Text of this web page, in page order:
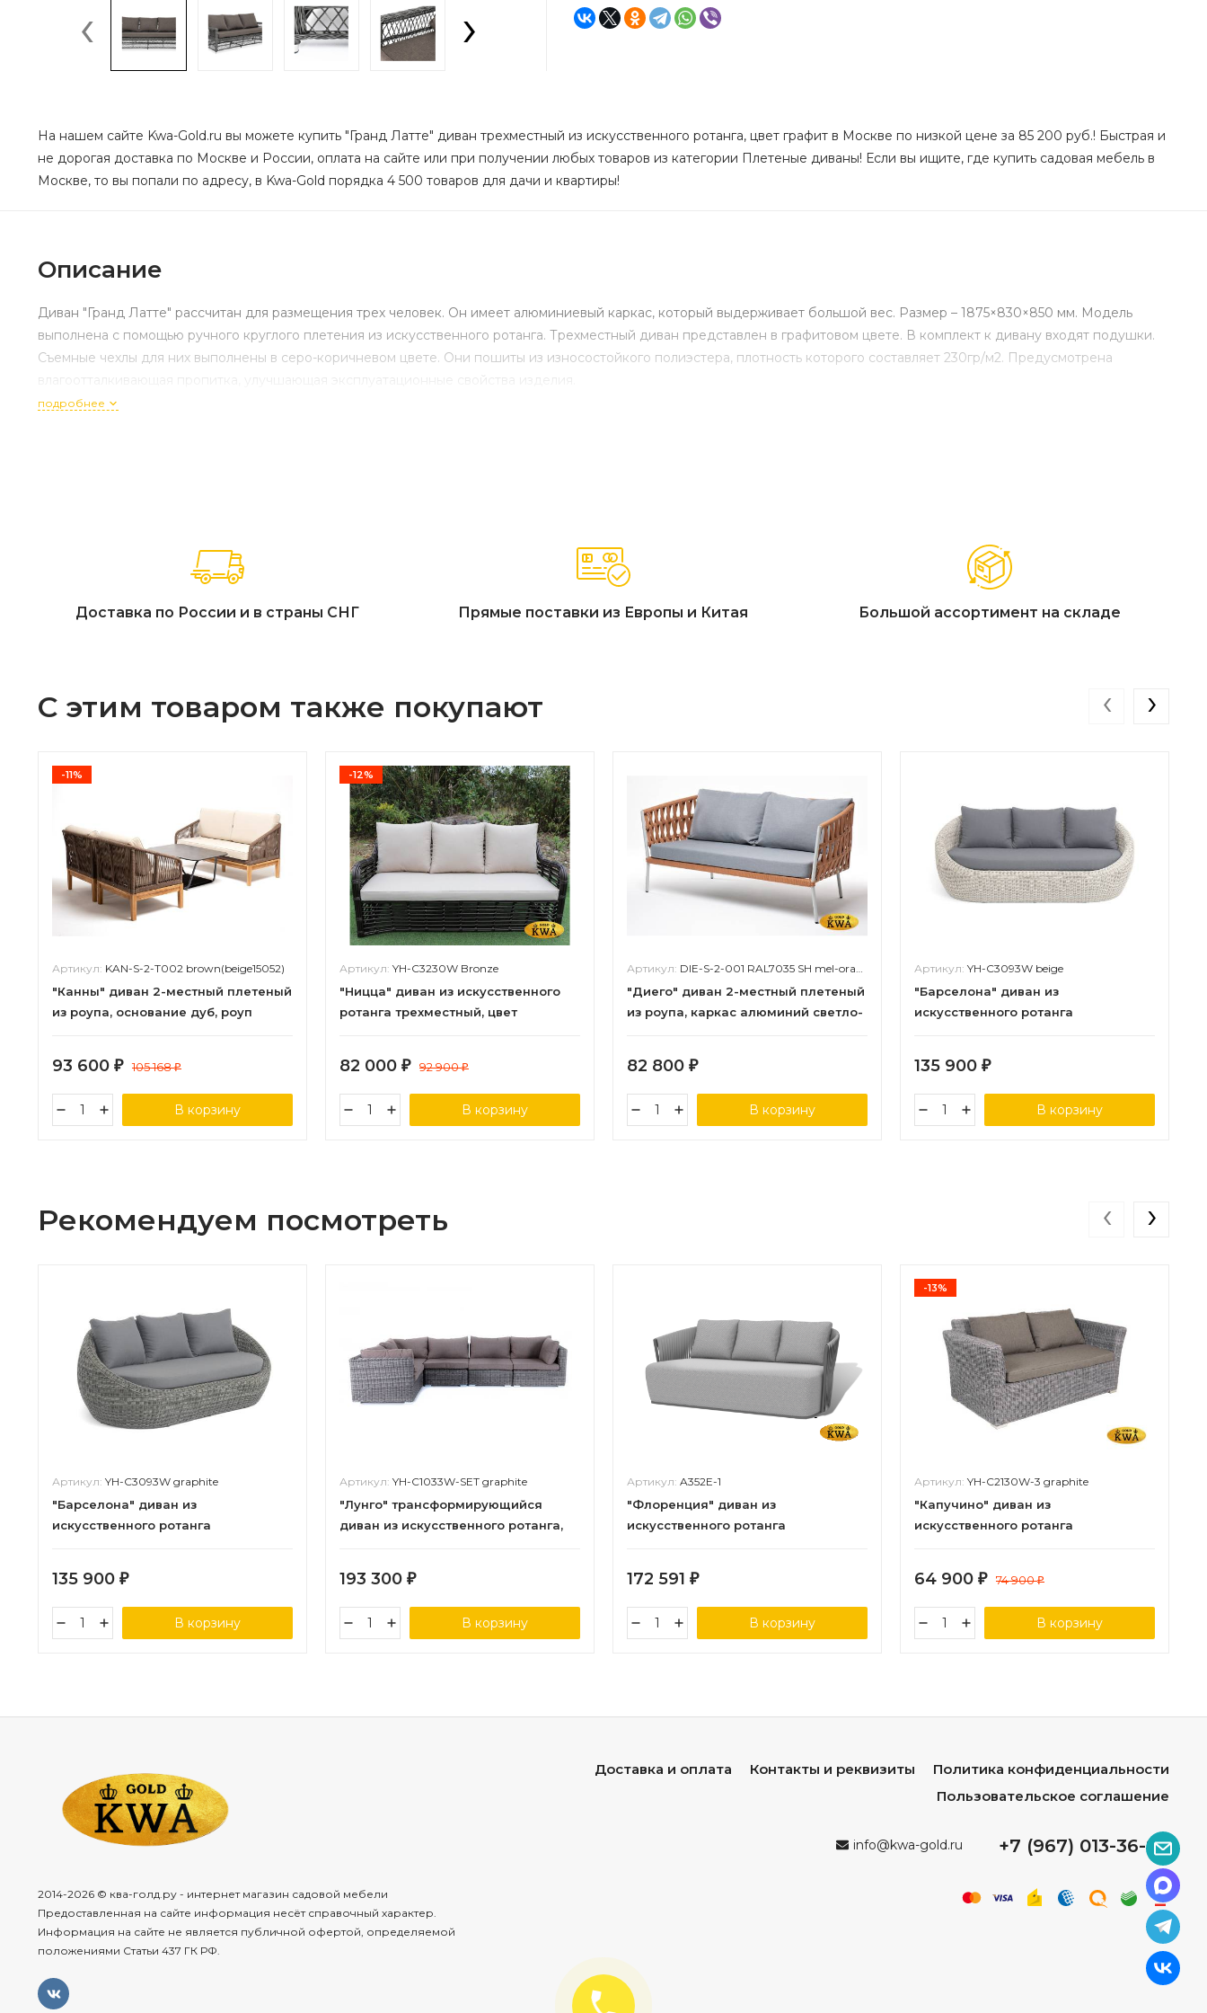
‹ ›
На нашем сайте Kwa-Gold.ru вы можете купить "Гранд Латте" диван трехместный из искусственного ротанга, цвет графит в Москве по низкой цене за 85 200 руб.! Быстрая и
не дорогая доставка по Москве и России, оплата на сайте или при получении любых товаров из категории Плетеные диваны! Если вы ищите, где купить садовая мебель в
Москве, то вы попали по адресу, в Kwa-Gold порядка 4 500 товаров для дачи и квартиры!
Описание
Диван "Гранд Латте" рассчитан для размещения трех человек. Он имеет алюминиевый каркас, который выдерживает большой вес. Размер – 1875×830×850 мм. Модель
выполнена с помощью ручного круглого плетения из искусственного ротанга. Трехместный диван представлен в графитовом цвете. В комплект к дивану входят подушки.
Съемные чехлы для них выполнены в серо-коричневом цвете. Они пошиты из износостойкого полиэстера, плотность которого составляет 230гр/м2. Предусмотрена
влагоотталкивающая пропитка, улучшающая эксплуатационные свойства изделия.
подробнее
Доставка по России и в страны СНГ Прямые поставки из Европы и Китая Большой ассортимент на складе
С этим товаром также покупают
-11%
Артикул: KAN-S-2-T002 brown(beige15052)
"Канны" диван 2-местный плетеный
из роупа, основание дуб, роуп
93 600 ₽ 105 168₽
В корзину
-12%
Артикул: YH-C3230W Bronze
"Ницца" диван из искусственного
ротанга трехместный, цвет
82 000 ₽ 92 900₽
В корзину
Артикул: DIE-S-2-001 RAL7035 SH mel-orange(H-gray)
"Диего" диван 2-местный плетеный
из роупа, каркас алюминий светло-
светло-серая
82 800 ₽
В корзину
Артикул: YH-C3093W beige
"Барселона" диван из
искусственного ротанга
135 900 ₽
В корзину
‹ ›
Рекомендуем посмотреть
Артикул: YH-C3093W graphite
"Барселона" диван из
искусственного ротанга
135 900 ₽
В корзину
Артикул: YH-C1033W-SET graphite
"Лунго" трансформирующийся
диван из искусственного ротанга,
193 300 ₽
В корзину
Артикул: A352E-1
"Флоренция" диван из
искусственного ротанга
172 591 ₽
В корзину
-13%
Артикул: YH-C2130W-3 graphite
"Капучино" диван из
искусственного ротанга
64 900 ₽ 74 900₽
В корзину
‹ ›
2014-2026 © ква-голд.ру - интернет магазин садовой мебели
Предоставленная на сайте информация несёт справочный характер.
Информация на сайте не является публичной офертой, определяемой
положениями Статьи 437 ГК РФ.
Доставка и оплата Контакты и реквизиты
Политика конфиденциальности
Пользовательское соглашение
info@kwa-gold.ru +7 (967) 013-36-96